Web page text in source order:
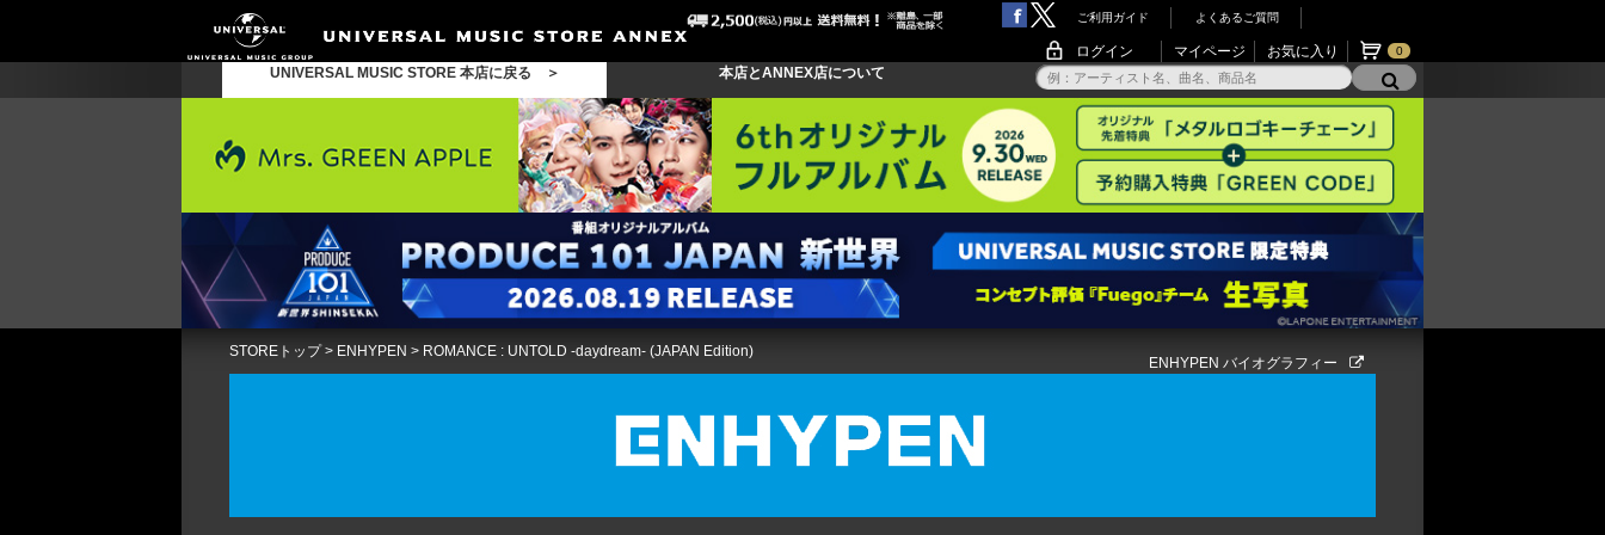
ご利用ガイド よくあるご質問
ログイン マイページ お気に入り 0
UNIVERSAL MUSIC STORE 本店に戻る ＞ 本店とANNEX店について
STOREトップ> ENHYPEN > ROMANCE : UNTOLD -daydream- (JAPAN Edition)
ENHYPEN バイオグラフィー